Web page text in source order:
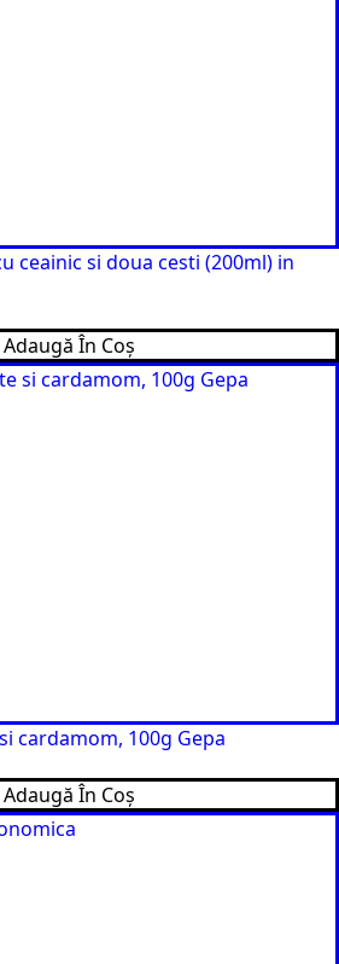
ceainic si doua cesti (200ml) in
Adaugă În Coș
cardamom, 100g Gepa
Adaugă În Coș